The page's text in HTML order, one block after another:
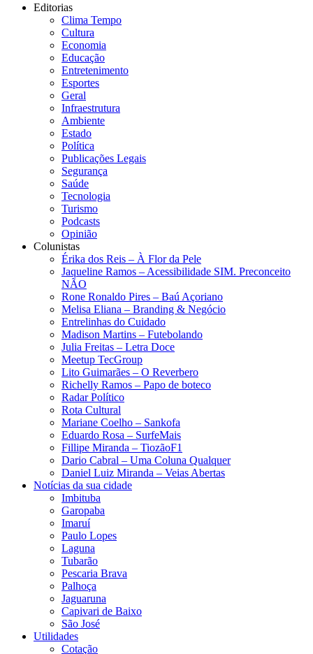
Editorias
Clima Tempo
Cultura
Economia
Educação
Entretenimento
Esportes
Geral
Infraestrutura
Ambiente
Estado
Política
Publicações Legais
Segurança
Saúde
Tecnologia
Turismo
Podcasts
Opinião
Colunistas
Érika dos Reis​ – À Flor da Pele
Jaqueline Ramos – Acessibilidade SIM. Preconceito
NÃO
Rone Ronaldo Pires – Baú Açoriano
Melisa Eliana – Branding & Negócio
Entrelinhas do Cuidado
Madison Martins – Futebolando
Julia Freitas​ – Letra Doce
Meetup TecGroup
Lito Guimarães – O Reverbero
Richelly Ramos​ – Papo de boteco
Radar Político
Rota Cultural
Mariane Coelho – Sankofa
Eduardo Rosa​ – SurfeMais
Fillipe Miranda – TiozãoF1
Dario Cabral – Uma Coluna Qualquer
Daniel Luiz Miranda – Veias Abertas
Notícias da sua cidade
Imbituba
Garopaba
Imaruí
Paulo Lopes
Laguna
Tubarão
Pescaria Brava
Palhoça
Jaguaruna
Capivari de Baixo
São José
Utilidades
Cotação